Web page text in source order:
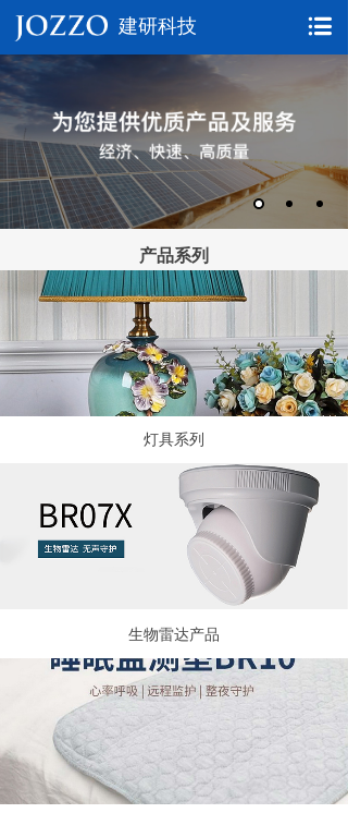
产品系列
灯具系列
生物雷达产品
建研科技